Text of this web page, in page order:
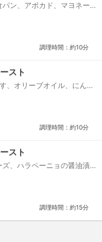
ン、アボカド、マヨネー
調理時間：約10分
スト
、オリーブオイル、にんに
クペッパー
調理時間：約10分
スト
、ハラペーニョの醤油漬
調理時間：約15分